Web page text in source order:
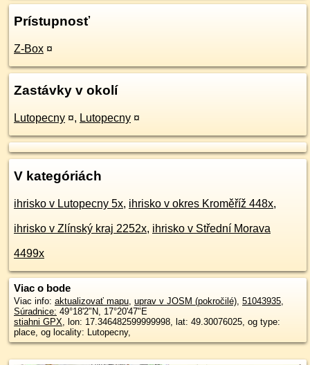
Prístupnosť
Z-Box ¤
Zastávky v okolí
Lutopecny ¤, Lutopecny ¤
V kategóriách
ihrisko v Lutopecny 5x, ihrisko v okres Kroměříž 448x,
ihrisko v Zlínský kraj 2252x, ihrisko v Střední Morava
4499x
Viac o bode
Viac info: aktualizovať mapu, uprav v JOSM (pokročilé), 51043935,
Súradnice: 49°18'2"N, 17°20'47"E
stiahni GPX, lon: 17.346482599999998, lat: 49.30076025, og type:
place, og locality: Lutopecny,